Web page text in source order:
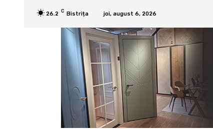
26.2 C Bistrița joi, august 6, 2026